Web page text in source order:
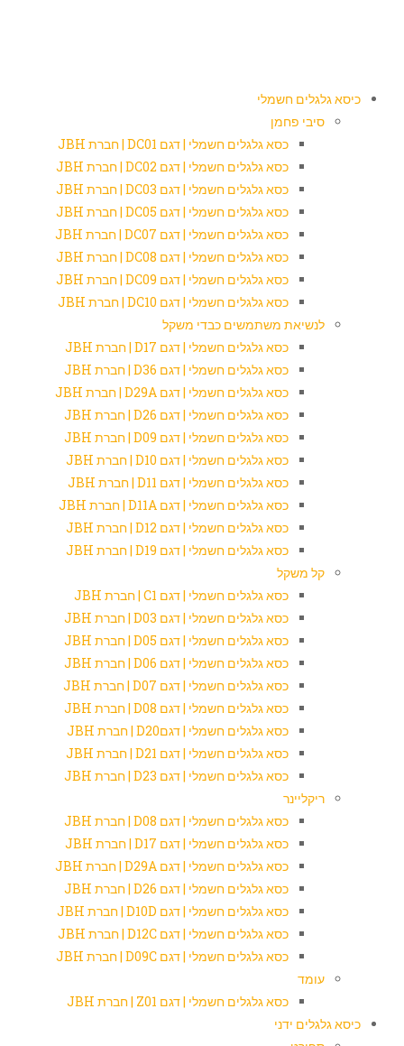
כיסא גלגלים חשמלי
סיבי פחמן
כסא גלגלים חשמלי | דגם DC01 | חברת JBH
כסא גלגלים חשמלי | דגם DC02 | חברת JBH
כסא גלגלים חשמלי | דגם DC03 | חברת JBH
כסא גלגלים חשמלי | דגם DC05 | חברת JBH
כסא גלגלים חשמלי | דגם DC07 | חברת JBH
כסא גלגלים חשמלי | דגם DC08 | חברת JBH
כסא גלגלים חשמלי | דגם DC09 | חברת JBH
כסא גלגלים חשמלי | דגם DC10 | חברת JBH
לנשיאת משתמשים כבדי משקל
כסא גלגלים חשמלי | דגם D17 | חברת JBH
כסא גלגלים חשמלי | דגם D36 | חברת JBH
כסא גלגלים חשמלי | דגם D29A | חברת JBH
כסא גלגלים חשמלי | דגם D26 | חברת JBH
כסא גלגלים חשמלי | דגם D09 | חברת JBH
כסא גלגלים חשמלי | דגם D10 | חברת JBH
כסא גלגלים חשמלי | דגם D11 | חברת JBH
כסא גלגלים חשמלי | דגם D11A | חברת JBH
כסא גלגלים חשמלי | דגם D12 | חברת JBH
כסא גלגלים חשמלי | דגם D19 | חברת JBH
קל משקל
כסא גלגלים חשמלי | דגם C1 | חברת JBH
כסא גלגלים חשמלי | דגם D03 | חברת JBH
כסא גלגלים חשמלי | דגם D05 | חברת JBH
כסא גלגלים חשמלי | דגם D06 | חברת JBH
כסא גלגלים חשמלי | דגם D07 | חברת JBH
כסא גלגלים חשמלי | דגם D08 | חברת JBH
כסא גלגלים חשמלי | דגםD20 | חברת JBH
כסא גלגלים חשמלי | דגם D21 | חברת JBH
כסא גלגלים חשמלי | דגם D23 | חברת JBH
ריקליינר
כסא גלגלים חשמלי | דגם D08 | חברת JBH
כסא גלגלים חשמלי | דגם D17 | חברת JBH
כסא גלגלים חשמלי | דגם D29A | חברת JBH
כסא גלגלים חשמלי | דגם D26 | חברת JBH
כסא גלגלים חשמלי | דגם D10D | חברת JBH
כסא גלגלים חשמלי | דגם D12C | חברת JBH
כסא גלגלים חשמלי | דגם D09C | חברת JBH
עומד
כסא גלגלים חשמלי | דגם Z01 | חברת JBH
כיסא גלגלים ידני